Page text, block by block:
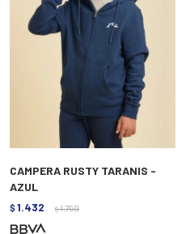
CAMPERA RUSTY TARANIS -
AZUL
$ 1.432 $ 1.790